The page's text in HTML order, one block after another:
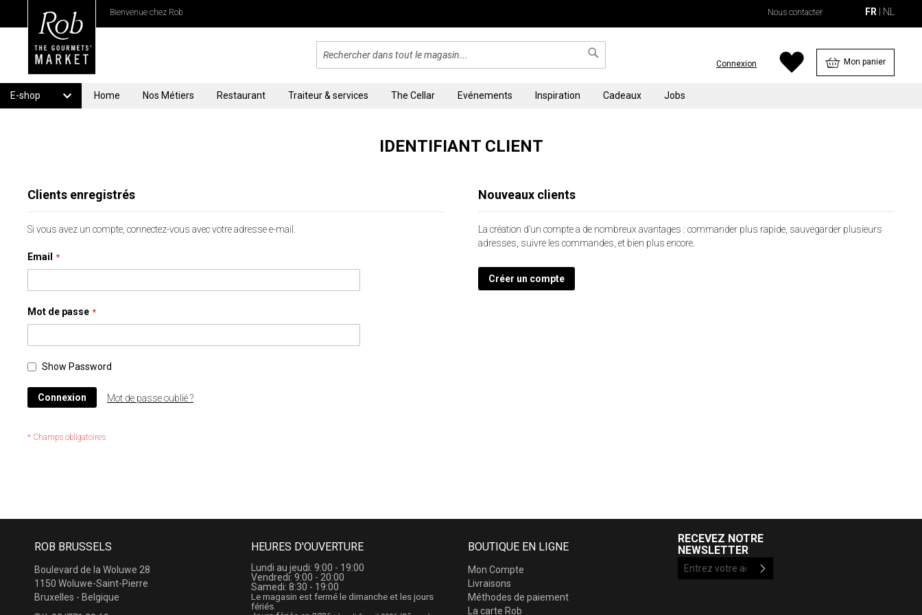
Bienvenue chez Rob Nous contacter FR NL
Chercher Connexion Mon panier
E-shop Home Nos Métiers Restaurant Traiteur & services The Cellar Evénements Inspiration Cadeaux Jobs
IDENTIFIANT CLIENT
Clients enregistrés
Si vous avez un compte, connectez-vous avec votre adresse e-mail.
Email
Mot de passe
Show Password
Connexion Mot de passe oublié ?
Nouveaux clients
La création d’un compte a de nombreux avantages : commander plus rapide, sauvegarder plusieurs
adresses, suivre les commandes, et bien plus encore.
Créer un compte
ROB BRUSSELS
Boulevard de la Woluwe 28
1150 Woluwe-Saint-Pierre
Bruxelles - Belgique
HEURES D'OUVERTURE
Lundi au jeudi: 9:00 - 19:00
Vendredi: 9:00 - 20:00
Samedi: 8:30 - 19:00
Le magasin est fermé le dimanche et les jours
fériés.
BOUTIQUE EN LIGNE
Mon Compte
Livraisons
Méthodes de paiement
La carte Rob
RECEVEZ NOTRE
NEWSLETTER
Inscription
à